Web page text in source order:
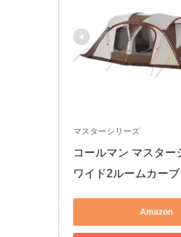
マスターシリーズ
コールマン マスター
ワイド2ルームカーブ
Amazon